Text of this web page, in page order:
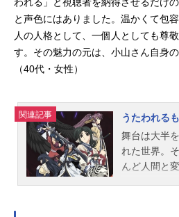
と声色にはありました。温かくて包
人の人格として、一個人としても尊
す。その魅力の元は、小山さん自身
（40代・女性）
関連記事
うたわれる
舞台は大半
れた世界。
んど人間と